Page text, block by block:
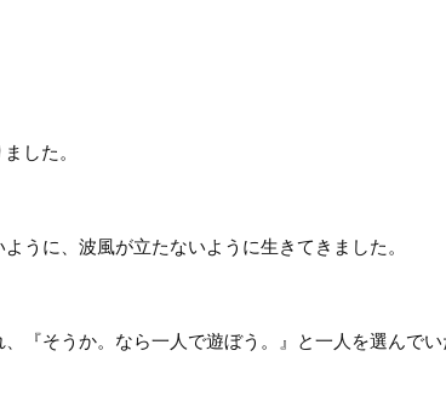
した。
うに、波風が立たないように生きてきました。
『そうか。なら一人で遊ぼう。』と一人を選んでい